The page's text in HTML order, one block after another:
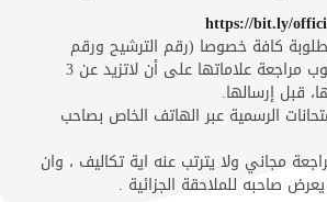
https://bit.ly/
كافة خصوصا (رقم الترشيح ورقم
الهاتف والمواد المطلوب مراجعة علاماتها على أن لاتزيد عن 3
قبل إرسالها.
الرسمية عبر الهاتف الخاص بصاحب
مجاني ولا يترتب عنه اية تكاليف ، وان
صاحبه للملاحقة الجزائية .